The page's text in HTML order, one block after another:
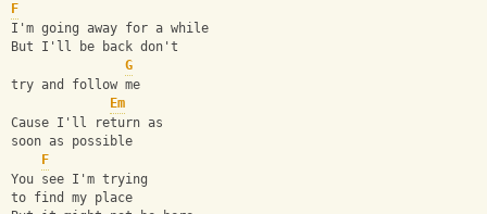
F
I'm going away for a while
But I'll be back don't
G
try and follow me
Em
Cause I'll return as
soon as possible
F
You see I'm trying
to find my place